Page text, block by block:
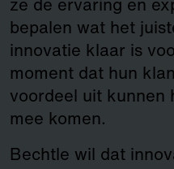
ze de ervaring en
bepalen wat het
innovatie klaar is
moment dat hun
voordeel uit kunnen
mee komen.
Bechtle wil dat